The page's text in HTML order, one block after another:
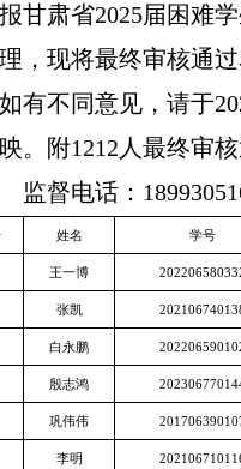
甘肃省2025届困难
， 现将最终审核通
有不同意见，请于
。附1212 人最终审
监督电话：
姓名 学号
王一博
张凯
白永鹏
殷志鸿
巩伟伟
李明